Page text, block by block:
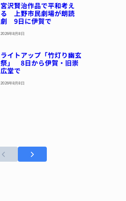
宮沢賢治作品で平和考え
る 上野市民劇場が朗読
劇 9日に伊賀で
2026年8月8日
ライトアップ「竹灯り幽玄
祭」 8日から伊賀・旧崇
広堂で
2026年8月8日